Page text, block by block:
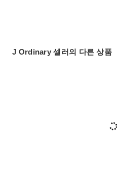
J Ordinary 셀러의 다른 상품